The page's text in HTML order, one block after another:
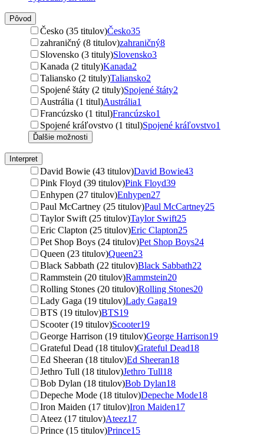
Pôvod
Česko (35 titulov)Česko35
zahraničný (8 titulov)zahraničný8
Slovensko (3 tituly)Slovensko3
Kanada (2 tituly)Kanada2
Taliansko (2 tituly)Taliansko2
Spojené štáty (2 tituly)Spojené štáty2
Austrália (1 titul)Austrália1
Francúzsko (1 titul)Francúzsko1
Spojené kráľovstvo (1 titul)Spojené kráľovstvo1
Ďalšie možnosti
Interpret
David Bowie (43 titulov)David Bowie43
Pink Floyd (39 titulov)Pink Floyd39
Enhypen (27 titulov)Enhypen27
Paul McCartney (25 titulov)Paul McCartney25
Taylor Swift (25 titulov)Taylor Swift25
Eric Clapton (25 titulov)Eric Clapton25
Pet Shop Boys (24 titulov)Pet Shop Boys24
Queen (23 titulov)Queen23
Black Sabbath (22 titulov)Black Sabbath22
Rammstein (20 titulov)Rammstein20
Rolling Stones (20 titulov)Rolling Stones20
Lady Gaga (19 titulov)Lady Gaga19
BTS (19 titulov)BTS19
Scooter (19 titulov)Scooter19
George Harrison (19 titulov)George Harrison19
Grateful Dead (18 titulov)Grateful Dead18
Ed Sheeran (18 titulov)Ed Sheeran18
Jethro Tull (18 titulov)Jethro Tull18
Bob Dylan (18 titulov)Bob Dylan18
Depeche Mode (18 titulov)Depeche Mode18
Iron Maiden (17 titulov)Iron Maiden17
Ateez (17 titulov)Ateez17
Prince (15 titulov)Prince15